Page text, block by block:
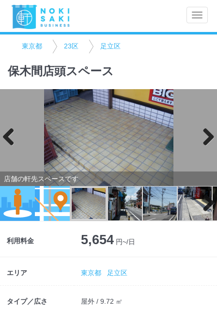
Toggle
東京都 23区 足立区
保木間店頭スペース
店舗の軒先スペースです
Next
利用料金 5,654 円~/日
エリア 東京都 足立区
タイプ／広さ 屋外 / 9.72 ㎡